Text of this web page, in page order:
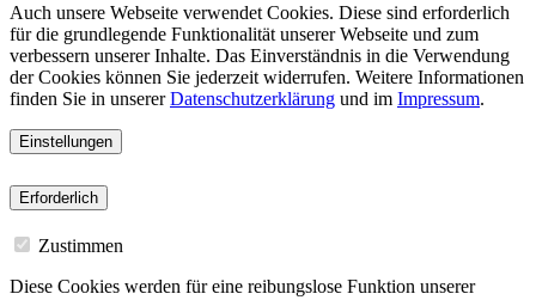
Auch unsere Webseite verwendet Cookies. Diese sind erforderlich
für die grundlegende Funktionalität unserer Webseite und zum
verbessern unserer Inhalte. Das Einverständnis in die Verwendung
der Cookies können Sie jederzeit widerrufen. Weitere Informationen
finden Sie in unsererDatenschutzerklärung und im Impressum.
Einstellungen
Erforderlich
Zustimmen
Diese Cookies werden für eine reibungslose Funktion unserer